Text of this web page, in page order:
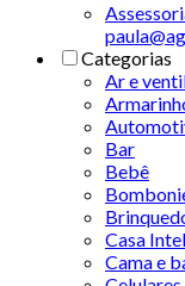
Categorias
Ar e
Bar
Bebê
Casa
Cama e